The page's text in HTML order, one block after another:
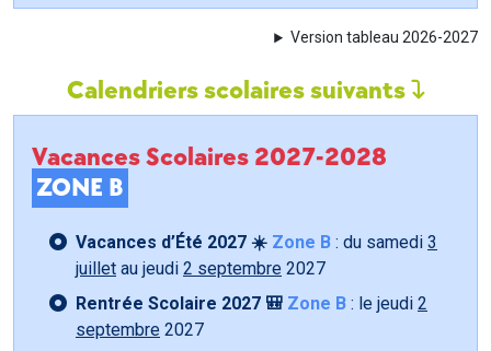
Version tableau 2026-2027
Calendriers scolaires suivants
Vacances Scolaires 2027-2028
ZONE B
Vacances d’Été 2027 ☀️ Zone B : du samedi 3
juillet au jeudi 2 septembre 2027
Rentrée Scolaire 2027 🎒 Zone B : le jeudi 2
septembre 2027